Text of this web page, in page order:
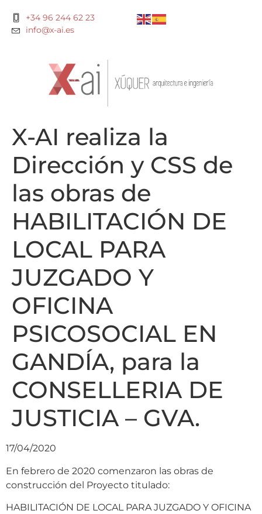
+34 96 244 62 23
info@x-ai.es
X-AI realiza la
Dirección y CSS de
las obras de
HABILITACIÓN DE
LOCAL PARA
JUZGADO Y
OFICINA
PSICOSOCIAL EN
GANDÍA, para la
CONSELLERIA DE
JUSTICIA – GVA.
17/04/2020
En febrero de 2020 comenzaron las obras de
construcción del Proyecto titulado:
HABILITACIÓN DE LOCAL PARA JUZGADO Y OFICINA